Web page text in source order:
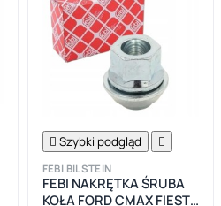
 Szybki podgląd 
FEBI BILSTEIN
FEBI NAKRĘTKA ŚRUBA
KOŁA FORD CMAX FIESTA